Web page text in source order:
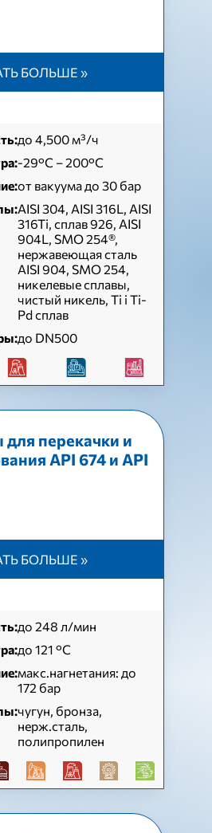
БОЛЬШЕ »
до 4,500 м³/ч
-29°C – 200°C
от вакуума до 30 бар
AISI 304, AISI 316L, AISI
316Ti, сплав 926, AISI
904L, SMO 254®,
нержавеющая сталь
AISI 904, SMO 254,
никелевые сплавы,
чистый никель, Ti і Ti-
Pd сплав
до DN500
для перекачки и
API 674 и API
БОЛЬШЕ »
до 248 л/мин
до 121 °С
макс.нагнетания: до
172 бар
чугун, бронза,
нерж.сталь,
полипропилен